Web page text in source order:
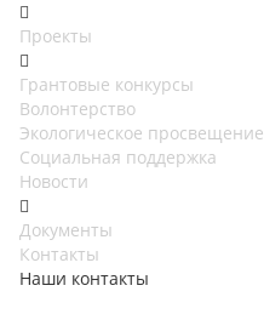
Проекты
Грантовые конкурсы
Волонтерство
Экологическое просвещение
Социальная поддержка
Новости
Документы
Контакты
Наши контакты